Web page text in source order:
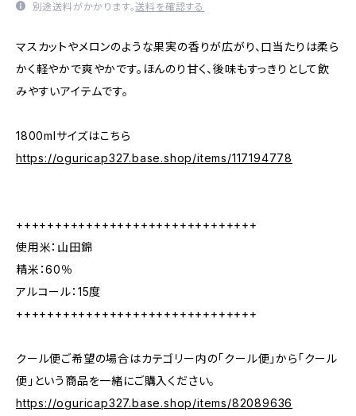
別途送料がかかります。送料を確認する
マスカットやメロンのような果実の香りが広がり、口当たりは柔ら
かく軽やかで爽やかです。ほんのり甘く、後味もすっきりとして飲
みやすいアイテムです。
1800mlサイズはこちら
https://oguricap327.base.shop/items/117194778
+++++++++++++++++++++++++++++++
使用米：山田錦
精米：60％
アルコール：15度
+++++++++++++++++++++++++++++++
クール便ご希望の場合はカテゴリー内の「クール便」から「クール
便」という商品を一緒にご購入ください。
https://oguricap327.base.shop/items/82089636